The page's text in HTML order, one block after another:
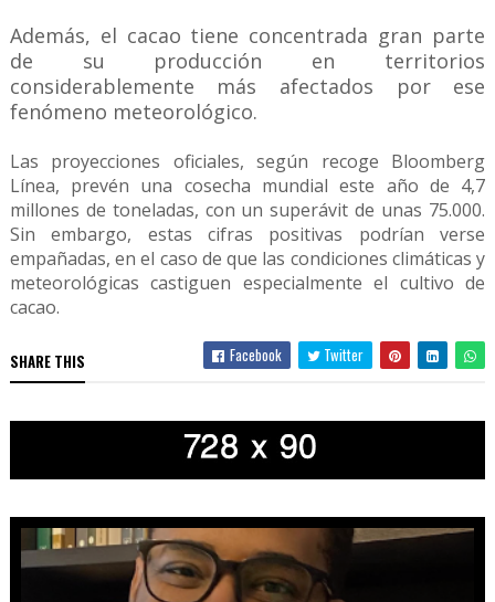
Además, el cacao tiene concentrada gran parte
de su producción en territorios
considerablemente más afectados por ese
fenómeno meteorológico.
Las proyecciones oficiales, según recoge Bloomberg
Línea, prevén una cosecha mundial este año de 4,7
millones de toneladas, con un superávit de unas 75.000.
Sin embargo, estas cifras positivas podrían verse
empañadas, en el caso de que las condiciones climáticas y
meteorológicas castiguen especialmente el cultivo de
cacao.
SHARE THIS Facebook Twitter